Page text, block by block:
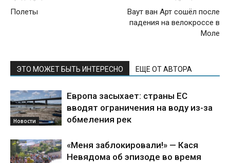
Полеты
Ваут ван Арт сошёл после
падения на велокроссе в
Моле
ЭТО МОЖЕТ БЫТЬ ИНТЕРЕСНО ЕЩЕ ОТ АВТОРА
Новости
Европа засыхает: страны ЕС
вводят ограничения на воду из-за
обмеления рек
«Меня заблокировали!» — Кася
Невядома об эпизоде во время